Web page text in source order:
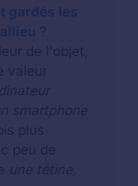
gardés les
?
de l'objet,
valeur
smartphone
plus
peu de
une tétine,